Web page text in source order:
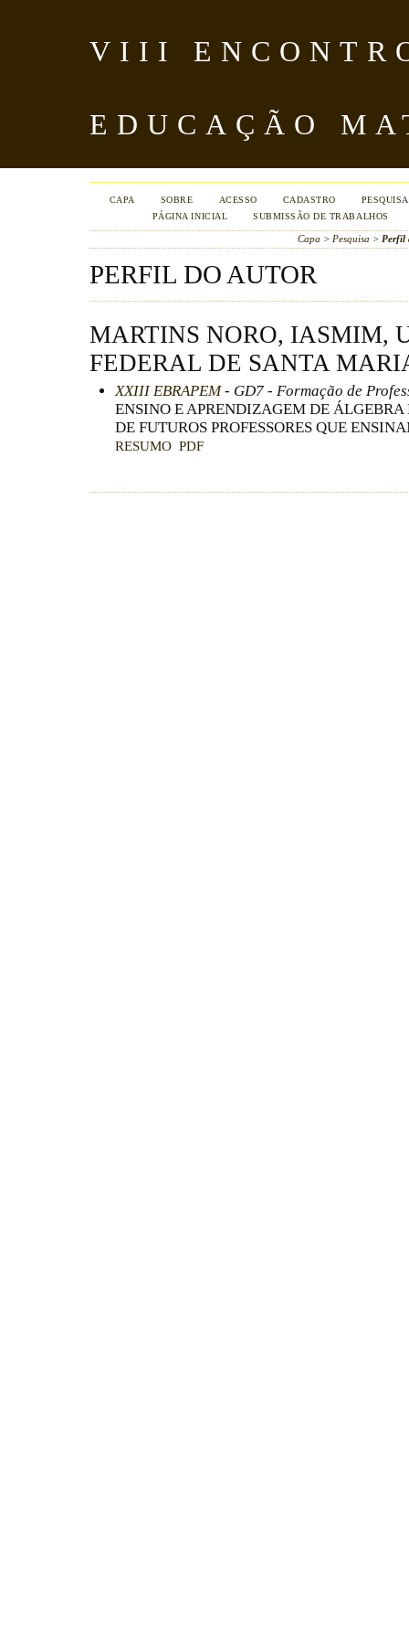
VIII
EDUCAÇÃO
CAPA SOBRE ACESSO CADASTRO
PESQUISA
PÁGINA INICIAL
SUBMISSÃO DE TRABALHOS
Capa > Pesquisa > Perfil
PERFIL DO AUTOR
MARTINS NORO, IASMIM,
FEDERAL DE SANTA
XXIII EBRAPEM- GD7 - Formação de
ENSINO E APRENDIZAGEM DE
DE FUTUROS PROFESSORES QUE
RESUMO PDF